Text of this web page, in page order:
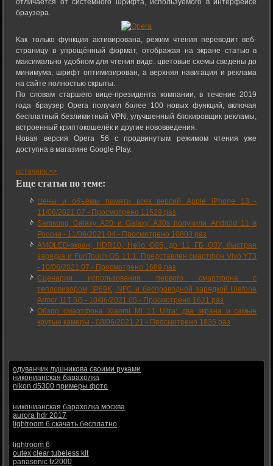
отличается от системного шрифта, используемого в интерфейсе
браузера.
Как только функция активирована, режим чтения переводит веб-
страницу в упрощённый формат, отображая на экране статью в
максимально удобном для чтения виде: цветовые схемы сведены до
минимума, шрифт оптимизирован, а верхняя навигация и реклама
на сайте полностью скрыты.
По словам старшего вице-президента компании, в течение 2019
года браузер Opera получил более 100 новых функций, включая
бесплатный безлимитный VPN, улучшенный блокировщик рекламы,
встроенный криптокошелёк и другие нововведения.
Новая версия Opera 56 с продвинутым режимом чтения уже
доступна в магазине Google Play.
источник >>
Еще статьи по теме:
Цены и объёмы памяти всех версий Apple iPhone 13 -
11/06/2021 07 - Просмотрено 11529 раз
Samsung Galaxy A20 и Galaxy A30s получили Android 11 в
России - 11/06/2021 04 - Просмотрено 10803 раз
AMOLED-экран, HDR10, Helio G95, до 11 ГБ ОЗУ, быстрая
зарядка и FunTouch OS 11.1. Представлен смартфон Vivo Y73
- 10/06/2021 07 - Просмотрено 1689 раз
Сценарии использования первого смартфона с
тепловизором, IP69K, NFC и беспроводной зарядкой Ulefone
Armor 11T 5G - 10/06/2021 05 - Просмотрено 1621 раз
Обзор смартфона Xiaomi Mi 11 Ultra: два экрана и самые
крутые камеры -08/06/2021 21 - Просмотрено 1835 раз
одуванчик лушникова своими руками
никонианская барахолка
nikon d5300 примеры фото
никонианская барахолка москва
aurora hdr 2017
lightroom 6 скачать бесплатно
lightroom 6
outex clear tubeless kit
panasonic fz2000